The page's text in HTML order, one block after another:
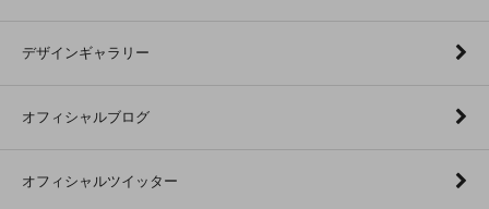
デザインギャラリー
オフィシャルブログ
オフィシャルツイッター